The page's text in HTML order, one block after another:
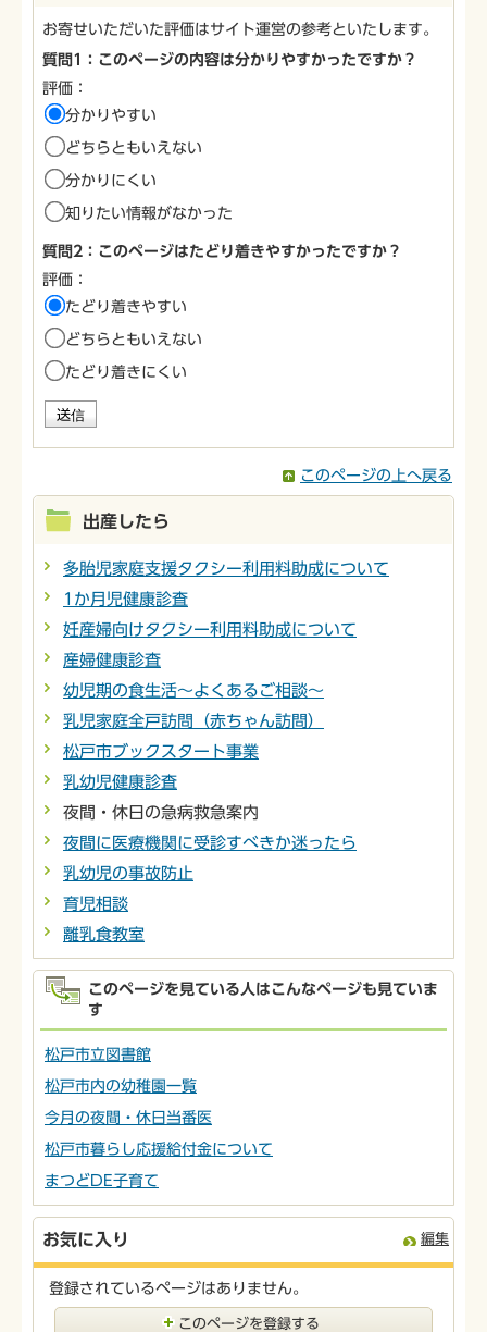
お寄せいただいた評価はサイト運営の参考といたします。
質問1：このページの内容は分かりやすかったですか？
評価：
分かりやすい
どちらともいえない
分かりにくい
知りたい情報がなかった
質問2：このページはたどり着きやすかったですか？
評価：
たどり着きやすい
どちらともいえない
たどり着きにくい
このページの上へ戻る
出産したら
多胎児家庭支援タクシー利用料助成について
1か月児健康診査
妊産婦向けタクシー利用料助成について
産婦健康診査
幼児期の食生活～よくあるご相談～
乳児家庭全戸訪問（赤ちゃん訪問）
松戸市ブックスタート事業
乳幼児健康診査
夜間・休日の急病救急案内
夜間に医療機関に受診すべきか迷ったら
乳幼児の事故防止
育児相談
離乳食教室
このページを見ている人はこんなページも見ていま
す
松戸市立図書館
松戸市内の幼稚園一覧
今月の夜間・休日当番医
松戸市暮らし応援給付金について
まつどDE子育て
お気に入り 編集
登録されているページはありません。
このページを登録する